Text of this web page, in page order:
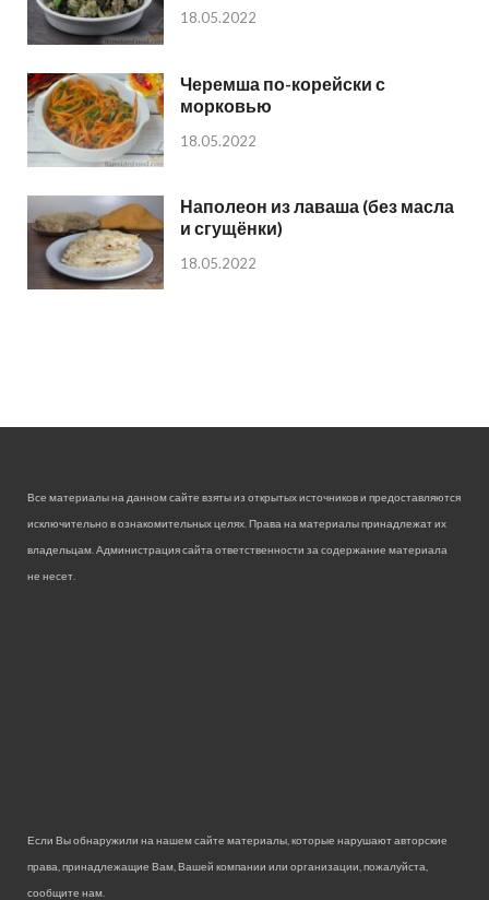
18.05.2022
Черемша по-корейски с
морковью
18.05.2022
Наполеон из лаваша (без масла
и сгущёнки)
18.05.2022
Все материалы на данном сайте взяты из открытых источников и предоставляются
исключительно в ознакомительных целях. Права на материалы принадлежат их
владельцам. Администрация сайта ответственности за содержание материала
не несет.
Если Вы обнаружили на нашем сайте материалы, которые нарушают авторские
права, принадлежащие Вам, Вашей компании или организации, пожалуйста,
сообщите нам.